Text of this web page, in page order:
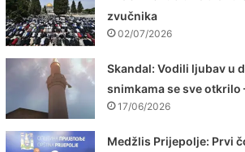
zvučnika
02/07/2026
Skandal: Vodili ljubav u
snimkama se sve otkrilo
17/06/2026
Medžlis Prijepolje: Prvi